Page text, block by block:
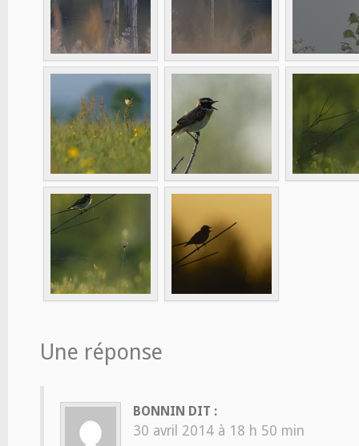
Une réponse
BONNIN DIT :
30 avril 2014 à 18 h 50 min